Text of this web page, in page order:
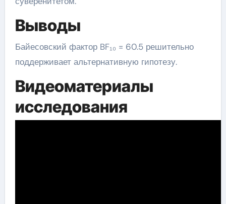
Выводы
Байесовский фактор BF₁₀ = 60.5 решительно
поддерживает альтернативную гипотезу.
Видеоматериалы
исследования